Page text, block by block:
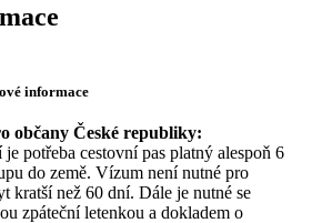
informace
občany České republiky:
potřeba cestovní pas platný alespoň 6
do země. Vízum není nutné pro
kratší než 60 dní. Dále je nutné se
zpáteční letenkou a dokladem o